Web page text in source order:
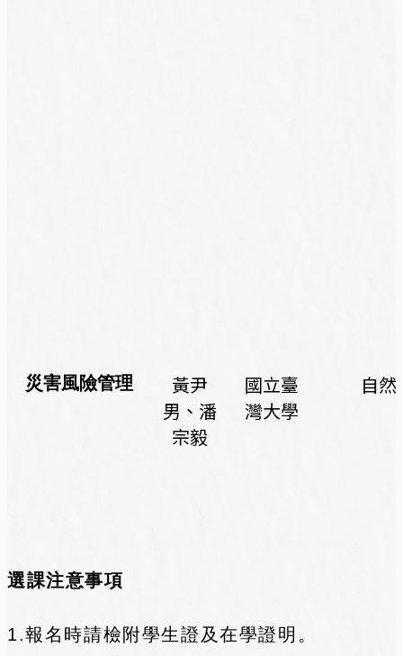
災害風險管理
黃尹
男、潘
宗毅
國立臺
灣大學
自然
選課注意事項
1.報名時請檢附學生證及在學證明。